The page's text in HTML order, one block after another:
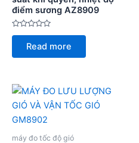
điểm sương AZ8909
Rated
of
Read more
máy đo tốc độ gió